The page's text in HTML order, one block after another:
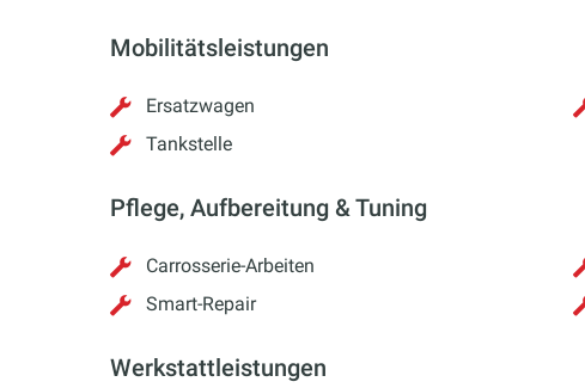
Mobilitätsleistungen
Ersatzwagen
Tankstelle
Pflege, Aufbereitung & Tuning
Carrosserie-Arbeiten
Smart-Repair
Werkstattleistungen